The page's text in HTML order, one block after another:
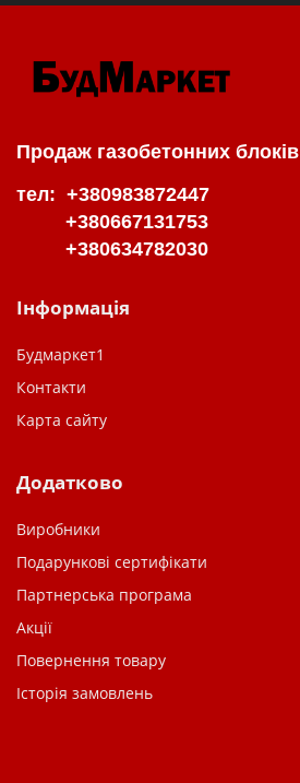
Продаж газобетонних блоків
тел: +380983872447
+380667131753
+380634782030
Інформація
Будмаркет1
Контакти
Карта сайту
Додатково
Виробники
Подарункові сертифікати
Партнерська програма
Акції
Повернення товару
Історія замовлень